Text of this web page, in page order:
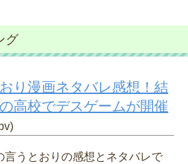
グ
り漫画ネタバレ感想！結
高校でデスゲームが開催
言うとおりの感想とネタバレで